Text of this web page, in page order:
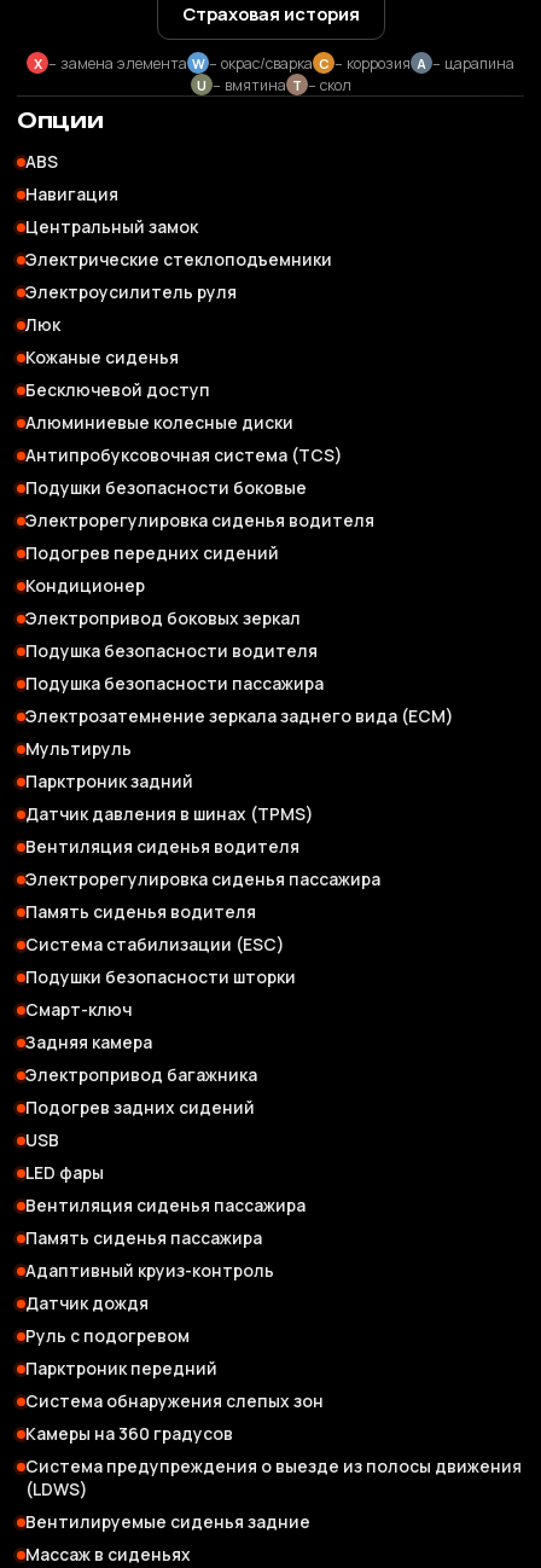
Страховая история
X – замена элемента W – окрас/сварка C – коррозия A – царапина
U – вмятина T – скол
Опции
ABS
Навигация
Центральный замок
Электрические стеклоподъемники
Электроусилитель руля
Люк
Кожаные сиденья
Бесключевой доступ
Алюминиевые колесные диски
Антипробуксовочная система (TCS)
Подушки безопасности боковые
Электрорегулировка сиденья водителя
Подогрев передних сидений
Кондиционер
Электропривод боковых зеркал
Подушка безопасности водителя
Подушка безопасности пассажира
Электрозатемнение зеркала заднего вида (ЕСМ)
Мультируль
Парктроник задний
Датчик давления в шинах (TPMS)
Вентиляция сиденья водителя
Электрорегулировка сиденья пассажира
Память сиденья водителя
Система стабилизации (ESC)
Подушки безопасности шторки
Смарт-ключ
Задняя камера
Электропривод багажника
Подогрев задних сидений
USB
LED фары
Вентиляция сиденья пассажира
Память сиденья пассажира
Адаптивный круиз-контроль
Датчик дождя
Руль с подогревом
Парктроник передний
Система обнаружения слепых зон
Камеры на 360 градусов
Система предупреждения о выезде из полосы движения
(LDWS)
Вентилируемые сиденья задние
Массаж в сиденьях